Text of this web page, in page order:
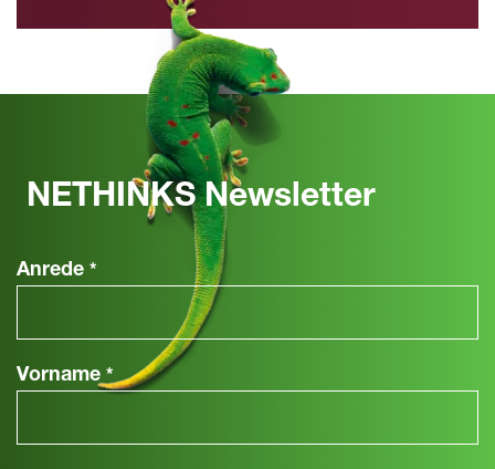
NETHINKS Newsletter
Anrede *
Vorname *